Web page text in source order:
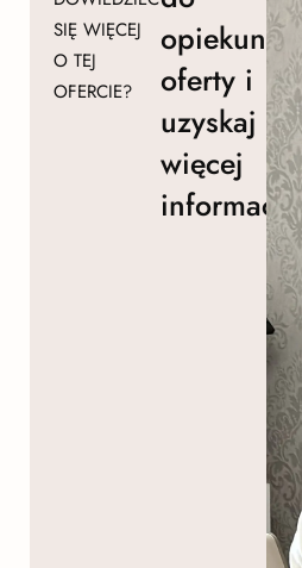
SIĘ WIĘCEJ
O TEJ
OFERCIE?
opiekuna
oferty i
uzyskaj
więcej
informacji!